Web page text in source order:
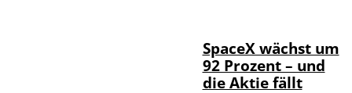
SpaceX wächst um
92 Prozent – und
die Aktie fällt